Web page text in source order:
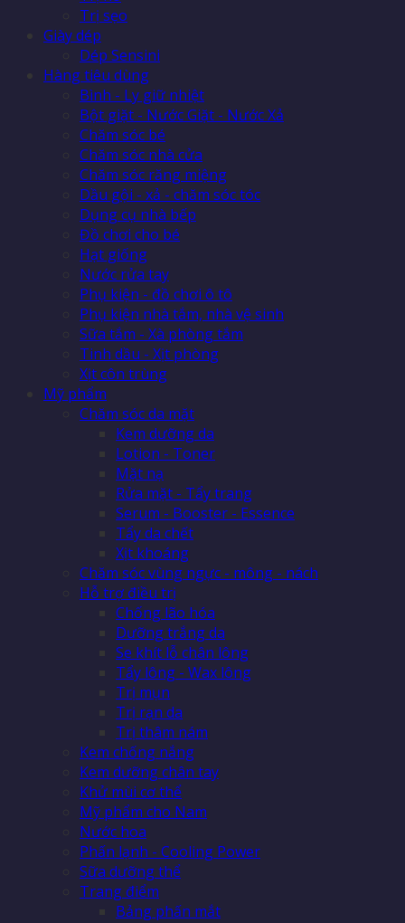
Trị sẹo
Giày dép
Dép Sensini
Hàng tiêu dùng
Bình - Ly giữ nhiệt
Bột giặt - Nước Giặt - Nước Xả
Chăm sóc bé
Chăm sóc nhà cửa
Chăm sóc răng miệng
Dầu gội - xả - chăm sóc tóc
Dụng cụ nhà bếp
Đồ chơi cho bé
Hạt giống
Nước rửa tay
Phụ kiện - đồ chơi ô tô
Phụ kiện nhà tắm, nhà vệ sinh
Sữa tắm - Xà phòng tắm
Tinh dầu - Xịt phòng
Xịt côn trùng
Mỹ phẩm
Chăm sóc da mặt
Kem dưỡng da
Lotion - Toner
Mặt nạ
Rửa mặt - Tẩy trang
Serum - Booster - Essence
Tẩy da chết
Xịt khoáng
Chăm sóc vùng ngực - mông - nách
Hỗ trợ điều trị
Chống lão hóa
Dưỡng trắng da
Se khít lỗ chân lông
Tẩy lông - Wax lông
Trị mụn
Trị rạn da
Trị thâm nám
Kem chống nắng
Kem dưỡng chân tay
Khử mùi cơ thể
Mỹ phẩm cho Nam
Nước hoa
Phấn lạnh - Cooling Power
Sữa dưỡng thể
Trang điểm
Bảng phấn mắt